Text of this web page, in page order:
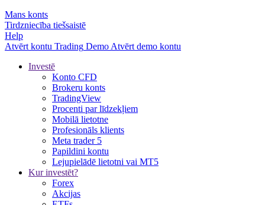
Mans konts
Tirdzniecība tiešsaistē
Help
Atvērt kontu Trading Demo Atvērt demo kontu
Investē
Konto CFD
Brokeru konts
TradingView
Procenti par līdzekļiem
Mobilā lietotne
Profesionāls klients
Meta trader 5
Papildini kontu
Lejupielādē lietotni vai MT5
Kur investēt?
Forex
Akcijas